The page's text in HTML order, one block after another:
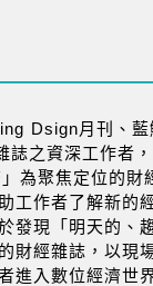
Dsign月刊、藍
誌之資深工作者
為聚焦定位的財
工作者了解新的
發現「明天的、
財經雜誌，以現
進入數位經濟世